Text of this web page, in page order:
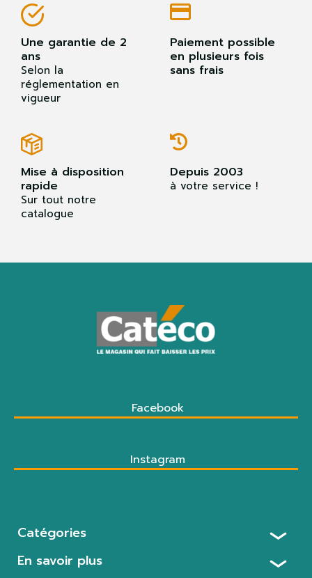
Une garantie de 2
ans
Selon la
réglementation en
vigueur
Paiement possible
en plusieurs fois
sans frais
Mise à disposition
rapide
Sur tout notre
catalogue
Depuis 2003
à votre service !
Facebook
Instagram
Catégories
En savoir plus